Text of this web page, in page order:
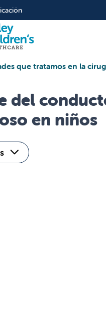
que tratamos en la
del
en niños